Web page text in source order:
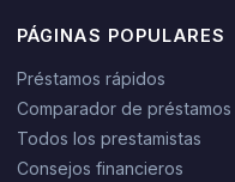
PÁGINAS POPULARES
Préstamos rápidos
Comparador de préstamos
Todos los prestamistas
Consejos financieros